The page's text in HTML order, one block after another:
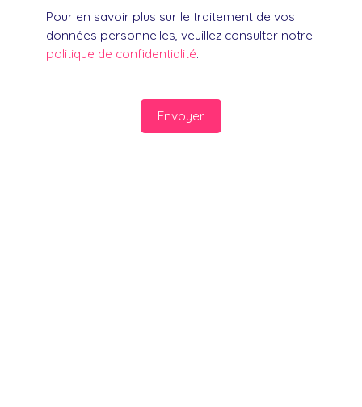
Pour en savoir plus sur le traitement de vos
données personnelles, veuillez consulter notre
politique de confidentialité.
Envoyer